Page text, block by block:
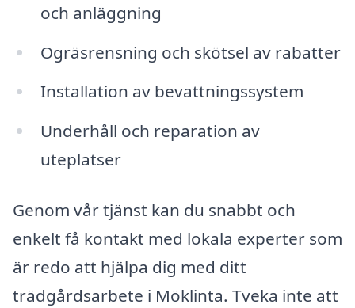
och anläggning
Ogräsrensning och skötsel av rabatter
Installation av bevattningssystem
Underhåll och reparation av
uteplatser
Genom vår tjänst kan du snabbt och
enkelt få kontakt med lokala experter som
är redo att hjälpa dig med ditt
trädgårdsarbete i Möklinta. Tveka inte att